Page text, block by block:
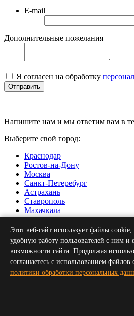
E-mail
Дополнительные пожелания
Я согласен на обработку
Отправить
Напишите нам и мы ответим вам в
Выберите свой город:
Краснодар
Ростов-на-Дону
Москва
Санкт-Петеребург
Астрахань
Ставрополь
Махачкала
Нальчик
Грозный
Севастополь
Симферополь
Волгоград
Пятигорск
Сочи
Этот веб-сайт использует файлы cookie,
удобную работу пользователей с ним
возможности сайта. Продолжая
соглашаетесь с использованием
политики обработки персональных